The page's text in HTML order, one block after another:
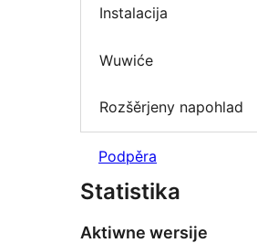
Instalacija
Wuwiće
Rozšěrjeny napohlad
Podpěra
Statistika
Aktiwne wersije